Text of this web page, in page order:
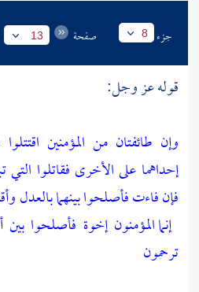
جزء 8 صفحة 13
قوله عز وجل:
وإن طائفتان من المؤمنين
إحداهما على الأخرى فقاتلوا
فإن فاءت فأصلحوا بينهما بالعدل
إنما المؤمنون إخوة فأصلحوا
ترحمون